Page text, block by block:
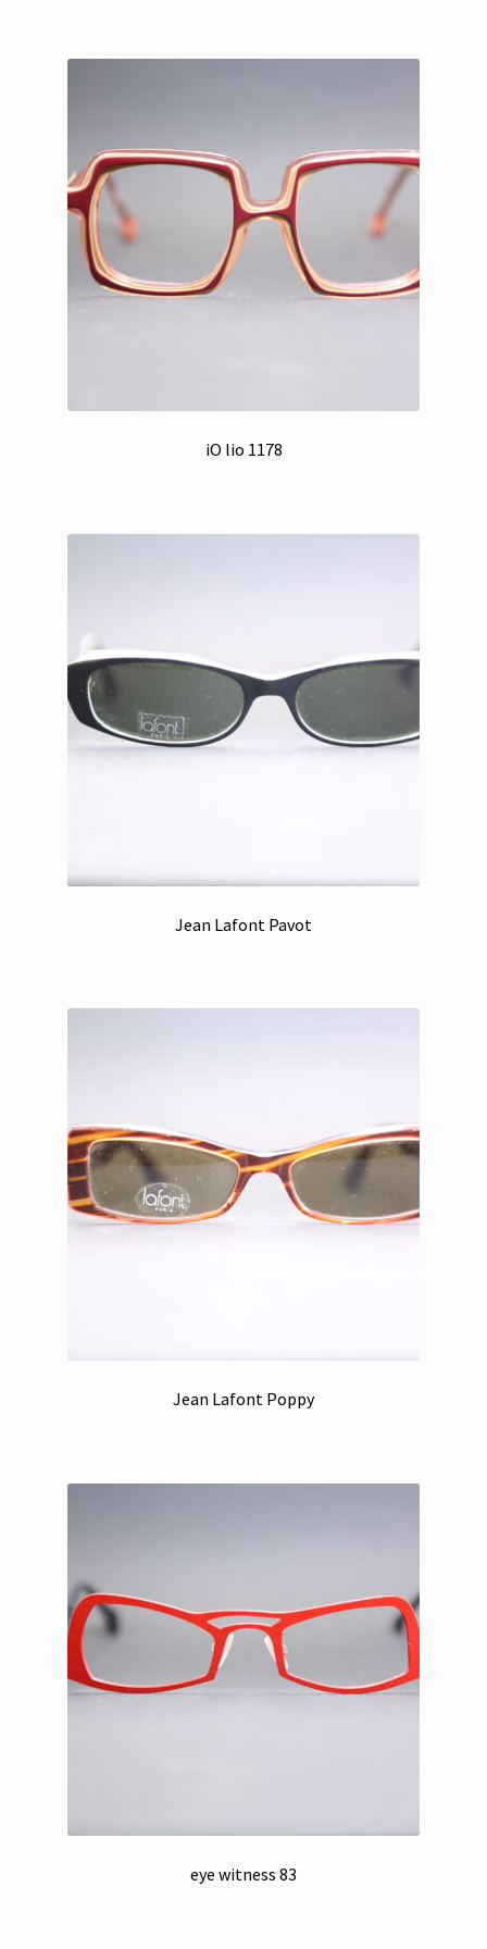
iO lio 1178
Jean Lafont Pavot
Jean Lafont Poppy
eye witness 83